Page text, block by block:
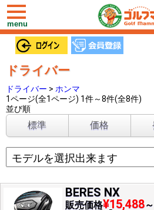
toggle
navigation
menu
ドライバー
ドライバー > ホンマ
1ページ(全1ページ) 1件～8件(全8件)
並び順
標準 価格
BERES NX
販売価格¥15,488～